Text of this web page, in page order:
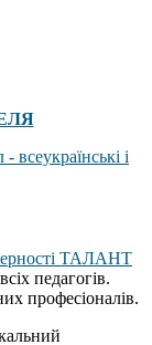
ТАЛАНТ
педагогів.
професіоналів.